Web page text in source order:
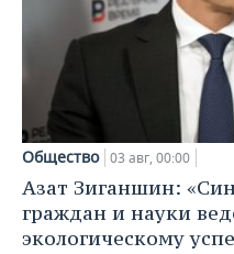
Общество 03 авг, 00:00
Азат Зиганшин:
граждан и науки
экологическому